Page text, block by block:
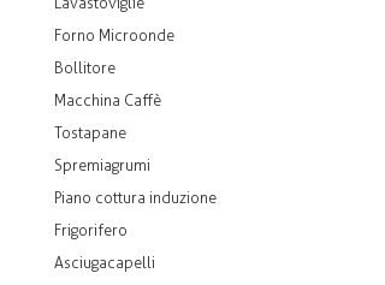
Forno Microonde
Bollitore
Macchina Caffè
Tostapane
Spremiagrumi
Piano cottura induzione
Frigorifero
Asciugacapelli